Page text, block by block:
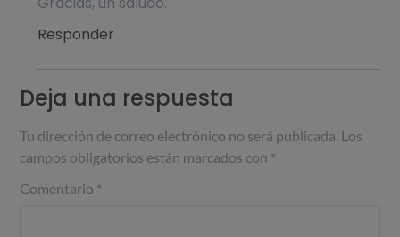
Responder
Deja una respuesta
Tu dirección de correo electrónico no será publicada. Los
campos obligatorios están marcados con *
Comentario *